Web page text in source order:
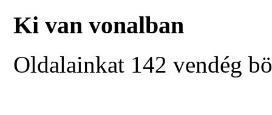
Ki van vonalban
Oldalainkat 142 vendég